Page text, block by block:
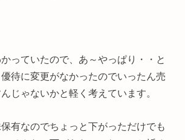
っていたので、あ～やっぱり・・と
待に変更がなかったのでいったん売
じゃないかと軽く考えています。
有なのでちょっと下がっただけでも